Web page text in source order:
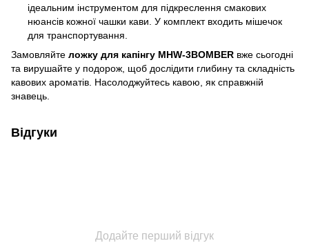
ідеальним інструментом для підкреслення смакових
нюансів кожної чашки кави. У комплект входить мішечок
для транспортування.
Замовляйте ложку для капінгу MHW-3BOMBER вже сьогодні
та вирушайте у подорож, щоб дослідити глибину та складність
кавових ароматів. Насолоджуйтесь кавою, як справжній
знавець.
Відгуки
Додайте перший відгук